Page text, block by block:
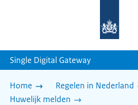
homepage
Single Digital Gateway
Home
Regelen in Nederland
Huwelijk melden